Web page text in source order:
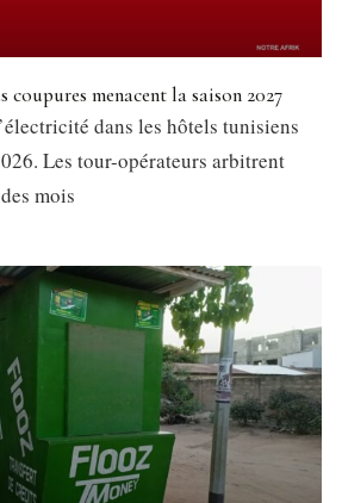
coupures menacent la saison 2027
dans les hôtels tunisiens
Les tour-opérateurs arbitrent
mois